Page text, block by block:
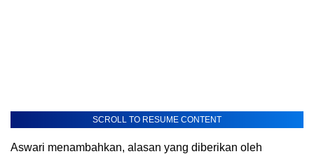
SCROLL TO RESUME CONTENT
Aswari menambahkan, alasan yang diberikan oleh